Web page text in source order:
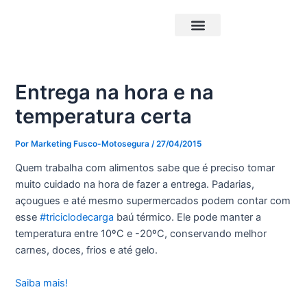
Entrega na hora e na
temperatura certa
PorMarketing Fusco-Motosegura /27/04/2015
Quem trabalha com alimentos sabe que é preciso tomar
muito cuidado na hora de fazer a entrega. Padarias,
açougues e até mesmo supermercados podem contar com
esse‪#‎triciclodecarga‬ baú térmico. Ele pode manter a
temperatura entre 10ºC e -20ºC, conservando melhor
carnes, doces, frios e até gelo.
Saiba mais!